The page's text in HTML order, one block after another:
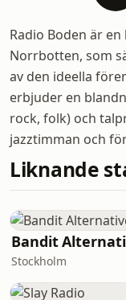
Radio Boden är
Norrbotten, som
av den ideella
erbjuder en
rock, folk) och
jazztimman och
Liknande
Bandit
Stockholm